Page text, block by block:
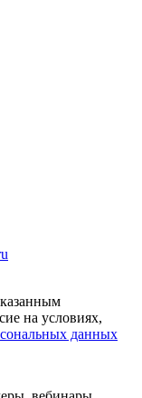
на условиях,
данных